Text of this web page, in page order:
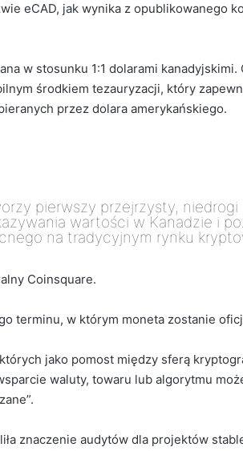
eCAD, jak wynika z opublikowanego
w stosunku 1:1 dolarami
środkiem tezauryzacji, który
przez dolara amerykańskiego.
pierwszy przejrzysty, niedrogi
wartości w Kanadzie i
na tradycyjnym rynku
Coinsquare.
terminu, w którym moneta zostanie
jako pomost między sferą
waluty, towaru lub algorytmu
znaczenie audytów dla projektów